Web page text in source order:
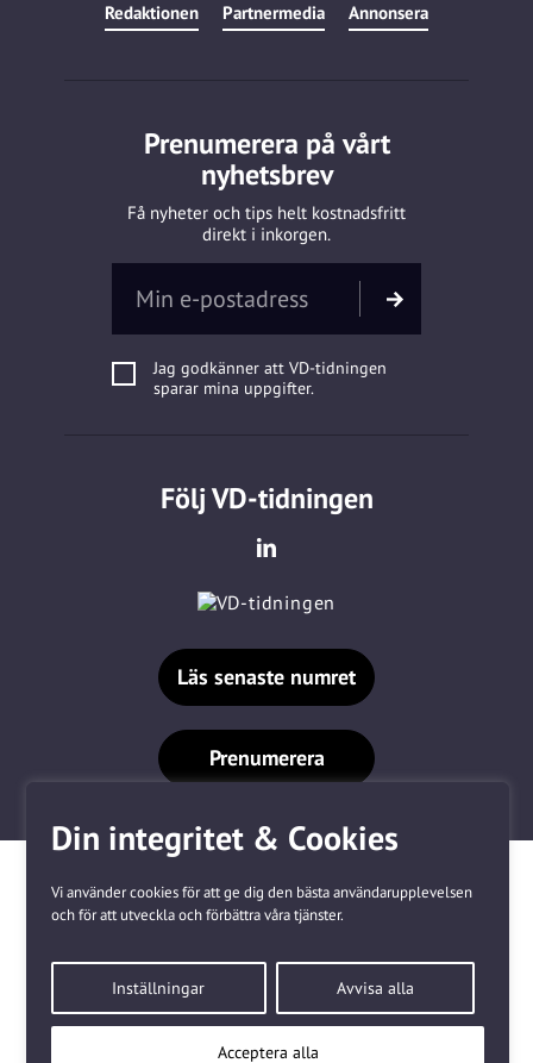
Din integritet & Cookies
Vi använder cookies för att ge dig den bästa användarupplevelsen
och för att utveckla och förbättra våra tjänster.
Inställningar Avvisa alla
Acceptera alla
Redaktionen Partnermedia Annonsera
Prenumerera på vårt
nyhetsbrev
Få nyheter och tips helt kostnadsfritt
direkt i inkorgen.
Jag godkänner att VD-tidningen
sparar mina uppgifter.
Följ VD-tidningen
Läs senaste numret
Prenumerera
Kundtjänst